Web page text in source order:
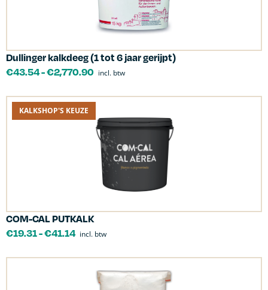
Dullinger kalkdeeg (1 tot 6 jaar gerijpt)
€43.54-€2,770.90 incl. btw
KALKSHOP'S KEUZE
COM-CAL PUTKALK
€19.31-€41.14 incl. btw